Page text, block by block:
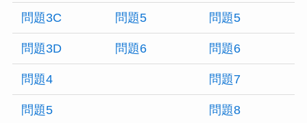
問題3C 問題5 問題5
問題3D 問題6 問題6
問題4 問題7
問題5 問題8